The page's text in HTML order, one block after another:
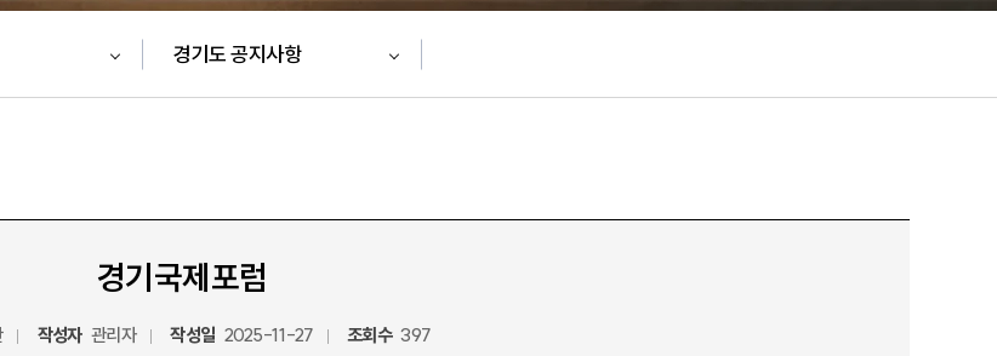
경기도 공지사항
경기국제포럼
작성자 관리자 작성일 2025-11-27 조회수 397